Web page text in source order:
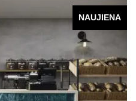
NAUJIENA